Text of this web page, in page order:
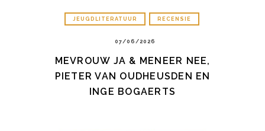
JEUGDLITERATUUR RECENSIE
07/06/2026
MEVROUW JA & MENEER NEE,
PIETER VAN OUDHEUSDEN EN
INGE BOGAERTS